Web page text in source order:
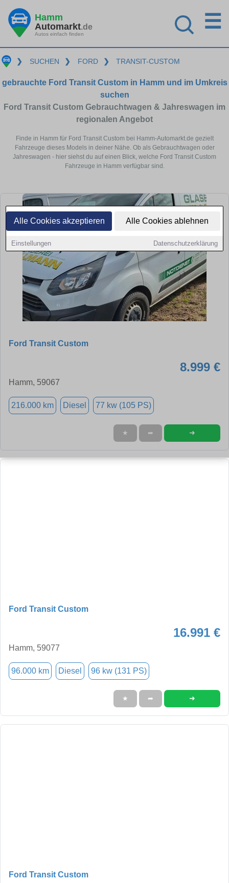
Alle Cookies akzeptieren Alle Cookies ablehnen
Einstellungen Datenschutzerklärung
Hamm
Automarkt.de
Autos einfach finden
☰
❯ SUCHEN ❯ FORD ❯ TRANSIT-CUSTOM
gebrauchte Ford Transit Custom in Hamm und im Umkreis
suchen
Ford Transit Custom Gebrauchtwagen & Jahreswagen im
regionalen Angebot
Finde in Hamm für Ford Transit Custom bei Hamm-Automarkt.de gezielt
Fahrzeuge dieses Models in deiner Nähe. Ob als Gebrauchtwagen oder
Jahreswagen - hier siehst du auf einen Blick, welche Ford Transit Custom
Fahrzeuge in Hamm verfügbar sind.
Ford Transit Custom
8.999 €
Hamm, 59067
216.000 km Diesel 77 kw (105 PS)
★ ➦ ➜
Ford Transit Custom
16.991 €
Hamm, 59077
96.000 km Diesel 96 kw (131 PS)
★ ➦ ➜
Ford Transit Custom